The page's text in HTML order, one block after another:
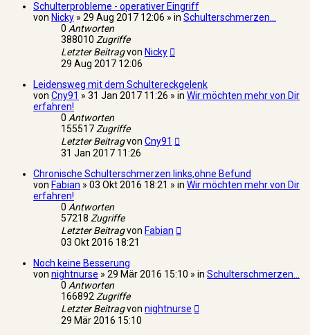
Schulterprobleme - operativer Eingriff
von Nicky » 29 Aug 2017 12:06 » in Schulterschmerzen...
0 Antworten
388010 Zugriffe
Letzter Beitragvon Nicky
29 Aug 2017 12:06
Leidensweg mit dem Schultereckgelenk
von Cny91 » 31 Jan 2017 11:26 » in Wir möchten mehr von Dir
erfahren!
0 Antworten
155517Zugriffe
Letzter Beitragvon Cny91
31 Jan 2017 11:26
Chronische Schulterschmerzen links,ohne Befund
von Fabian » 03 Okt 2016 18:21 » in Wir möchten mehr von Dir
erfahren!
0 Antworten
57218 Zugriffe
Letzter Beitragvon Fabian
03 Okt 2016 18:21
Noch keine Besserung
von nightnurse » 29 Mär 2016 15:10 » in Schulterschmerzen...
0 Antworten
166892Zugriffe
Letzter Beitragvon nightnurse
29 Mär 2016 15:10